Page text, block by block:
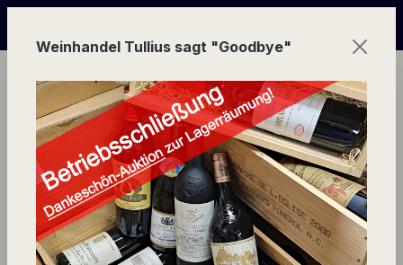
Spezialität
Spezialitäten Pfalz
Original Pfälzer Dosenwurst
Weinhandel Tullius sagt "Goodbye"